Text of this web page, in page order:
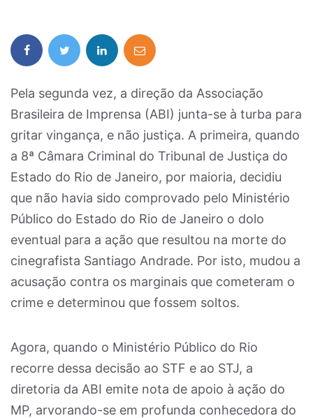
Pela segunda vez, a direção da Associação
Brasileira de Imprensa (ABI) junta-se à turba para
gritar vingança, e não justiça. A primeira, quando
a 8ª Câmara Criminal do Tribunal de Justiça do
Estado do Rio de Janeiro, por maioria, decidiu
que não havia sido comprovado pelo Ministério
Público do Estado do Rio de Janeiro o dolo
eventual para a ação que resultou na morte do
cinegrafista Santiago Andrade. Por isto, mudou a
acusação contra os marginais que cometeram o
crime e determinou que fossem soltos.
Agora, quando o Ministério Público do Rio
recorre dessa decisão ao STF e ao STJ, a
diretoria da ABI emite nota de apoio à ação do
MP, arvorando-se em profunda conhecedora do